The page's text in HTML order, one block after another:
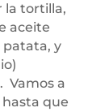
la tortilla,
aceite
y
Vamos a
que